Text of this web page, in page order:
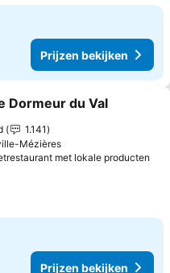
Prijzen bekijken
aan favorieten
Dormeur du Val
1.141
Mézières
met lokale producten
Prijzen bekijken